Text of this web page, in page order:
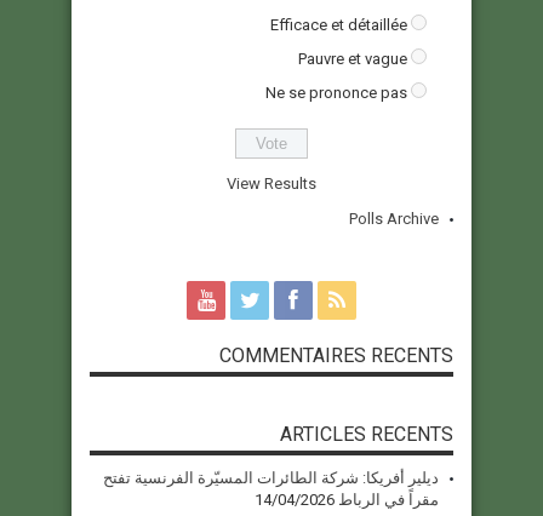
Efficace et détaillée
Pauvre et vague
Ne se prononce pas
View Results
Polls Archive
COMMENTAIRES RECENTS
ARTICLES RECENTS
ديلير أفريكا: شركة الطائرات المسيّرة الفرنسية تفتح
مقراً في الرباط 14/04/2026